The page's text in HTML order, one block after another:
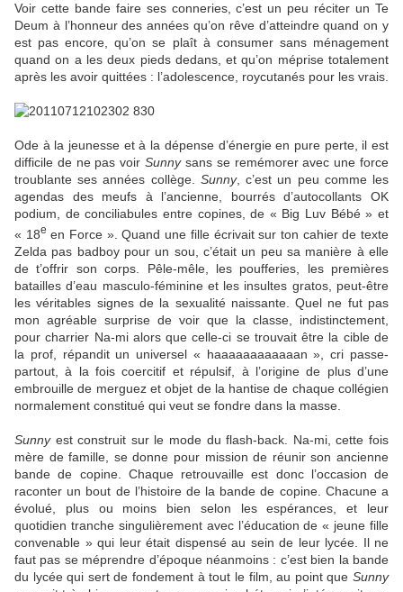
Voir cette bande faire ses conneries, c’est un peu réciter un Te
Deum à l’honneur des années qu’on rêve d’atteindre quand on y
est pas encore, qu’on se plaît à consumer sans ménagement
quand on a les deux pieds dedans, et qu’on méprise totalement
après les avoir quittées : l’adolescence, roycutanés pour les vrais.
Ode à la jeunesse et à la dépense d’énergie en pure perte, il est
difficile de ne pas voirSunnysans se remémorer avec une force
troublante ses années collège. Sunny, c’est un peu comme les
agendas des meufs à l’ancienne, bourrés d’autocollants OK
podium, de conciliabules entre copines, de « Big Luv Bébé » et
« 18e en Force ». Quand une fille écrivait sur ton cahier de texte
Zelda pas badboy pour un sou, c’était un peu sa manière à elle
de t’offrir son corps. Pêle-mêle, les poufferies, les premières
batailles d’eau masculo-féminine et les insultes gratos, peut-être
les véritables signes de la sexualité naissante. Quel ne fut pas
mon agréable surprise de voir que la classe, indistinctement,
pour charrier Na-mi alors que celle-ci se trouvait être la cible de
la prof, répandit un universel « haaaaaaaaaaaan », cri passe-
partout, à la fois coercitif et répulsif, à l’origine de plus d’une
embrouille de merguez et objet de la hantise de chaque collégien
normalement constitué qui veut se fondre dans la masse.
Sunnyest construit sur le mode du flash-back. Na-mi, cette fois
mère de famille, se donne pour mission de réunir son ancienne
bande de copine. Chaque retrouvaille est donc l’occasion de
raconter un bout de l’histoire de la bande de copine. Chacune a
évolué, plus ou moins bien selon les espérances, et leur
quotidien tranche singulièrement avec l’éducation de « jeune fille
convenable » qui leur était dispensé au sein de leur lycée. Il ne
faut pas se méprendre d’époque néanmoins : c’est bien la bande
du lycée qui sert de fondement à tout le film, au point que Sunny